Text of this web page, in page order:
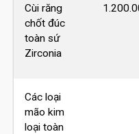
Cùi răng
chốt đúc
toàn sứ
Zirconia
Các loại
mão kim
loại toàn